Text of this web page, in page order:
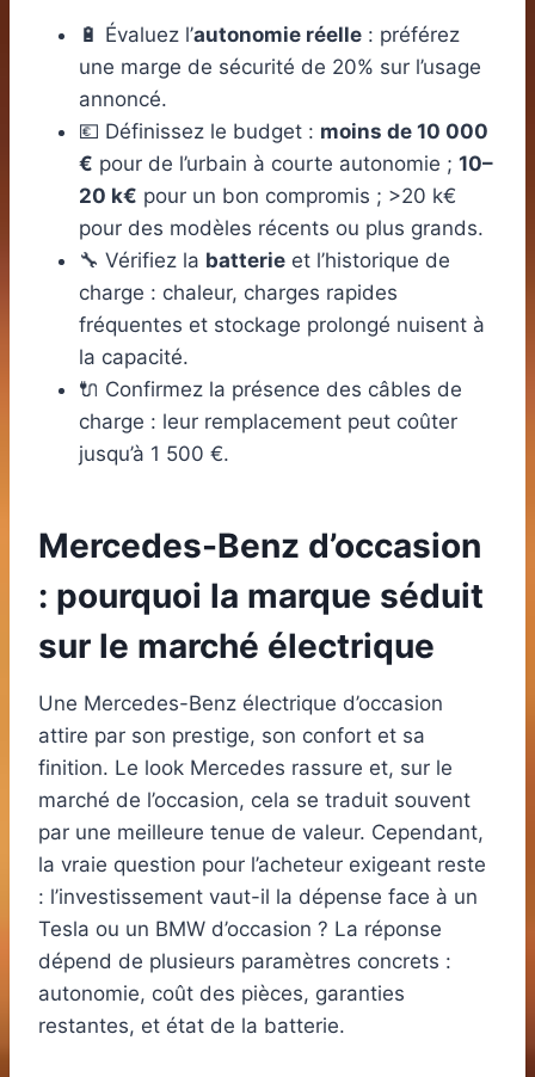
🔋 Évaluez l’autonomie réelle : préférez
une marge de sécurité de 20% sur l’usage
annoncé.
💶 Définissez le budget : moins de 10 000
€ pour de l’urbain à courte autonomie ; 10–
20 k€ pour un bon compromis ; >20 k€
pour des modèles récents ou plus grands.
🔧 Vérifiez la batterie et l’historique de
charge : chaleur, charges rapides
fréquentes et stockage prolongé nuisent à
la capacité.
🔌 Confirmez la présence des câbles de
charge : leur remplacement peut coûter
jusqu’à 1 500 €.
Mercedes-Benz d’occasion
: pourquoi la marque séduit
sur le marché électrique
Une Mercedes-Benz électrique d’occasion
attire par son prestige, son confort et sa
finition. Le look Mercedes rassure et, sur le
marché de l’occasion, cela se traduit souvent
par une meilleure tenue de valeur. Cependant,
la vraie question pour l’acheteur exigeant reste
: l’investissement vaut-il la dépense face à un
Tesla ou un BMW d’occasion ? La réponse
dépend de plusieurs paramètres concrets :
autonomie, coût des pièces, garanties
restantes, et état de la batterie.